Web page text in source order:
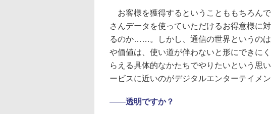
お客様を獲得するということももちろん
さんデータを使っていただけるお得意様に
るのか……。しかし、通信の世界というの
や価値は、使い道が伴わないと形にできに
らえる具体的なかたちでやりたいという思
ービスに近いのがデジタルエンターテイメ
――透明ですか？